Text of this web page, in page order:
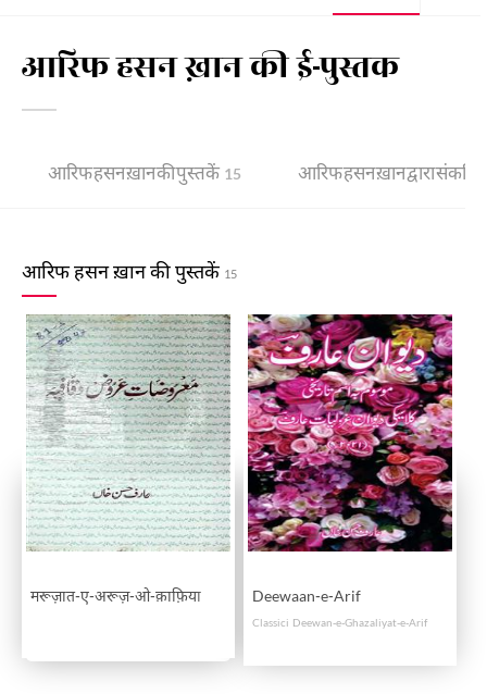
आरिफ हसन ख़ान की ई-पुस्तक
आरिफ हसन ख़ान की पुस्तकें 15 आरिफ हसन ख़ान द्वारा
आरिफ हसन ख़ान की पुस्तकें 15
मरूज़ात-ए-अरूज़-ओ-क़ाफ़िया Deewaan-e-Arif
Classici Deewan-e-Ghazaliyat-e-Arif